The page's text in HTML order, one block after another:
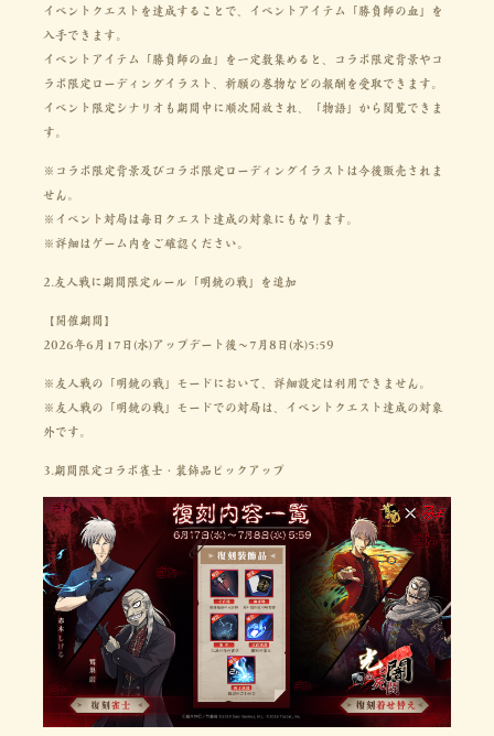
イベントクエストを達成することで、イベントアイテム「勝負師の血」を
入手できます。
イベントアイテム「勝負師の血」を一定数集めると、コラボ限定背景やコ
ラボ限定ローディングイラスト、祈願の巻物などの報酬を受取できます。
イベント限定シナリオも期間中に順次開放され、「物語」から閲覧できま
す。
※コラボ限定背景及びコラボ限定ローディングイラストは今後販売されま
せん。
※イベント対局は毎日クエスト達成の対象にもなります。
※詳細はゲーム内をご確認ください。
2.友人戦に期間限定ルール「明鏡の戦」を追加
【開催期間】
2026年6月17日(水)アップデート後～7月8日(水)5:59
※友人戦の「明鏡の戦」モードにおいて、詳細設定は利用できません。
※友人戦の「明鏡の戦」モードでの対局は、イベントクエスト達成の対象
外です。
3.期間限定コラボ雀士・装飾品ピックアップ